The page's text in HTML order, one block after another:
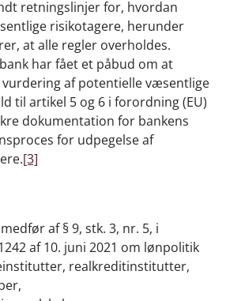
retningslinjer for, hvordan
risikotagere, herunder
at alle regler overholdes.
har fået et påbud om at
af potentielle væsentlige
til artikel 5 og 6 i forordning (EU)
dokumentation for bankens
for udpegelse af
[3]
af § 9, stk. 3, nr. 5, i
af 10. juni 2021 om lønpolitik
realkreditinstitutter,